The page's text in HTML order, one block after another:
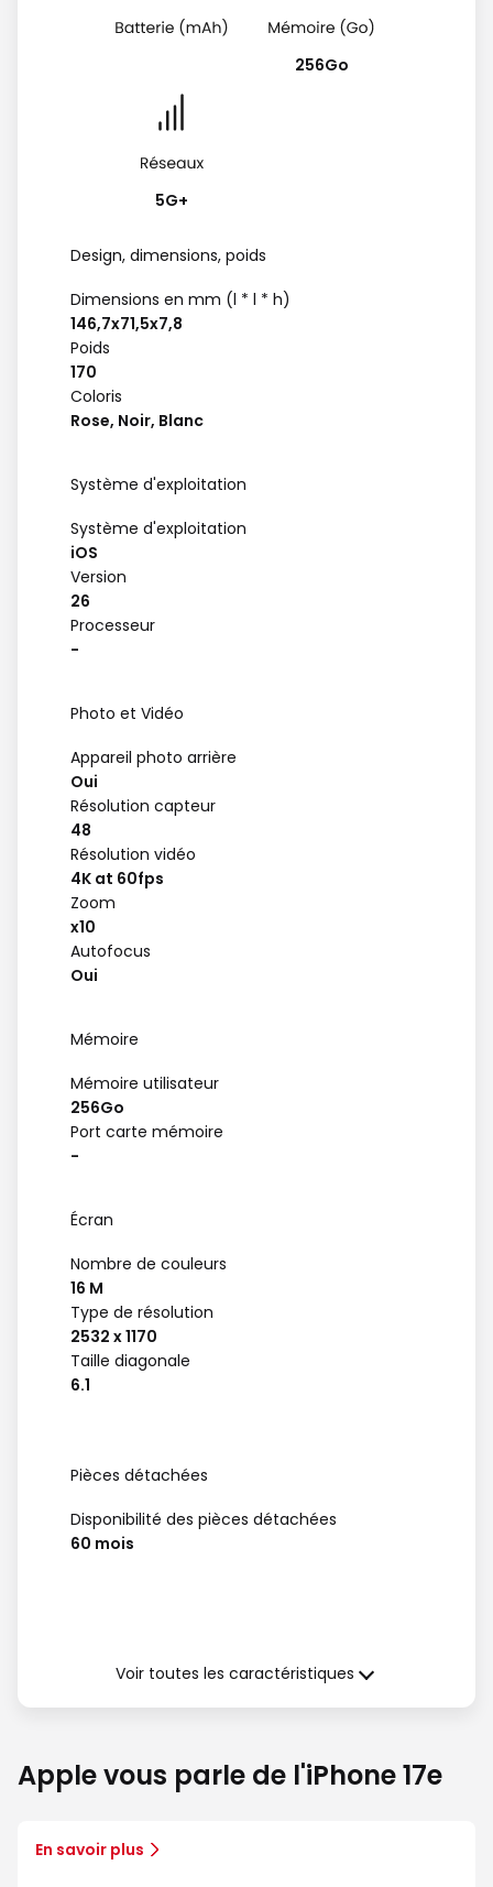
256Go
5G+
Design, dimensions, poids
Dimensions en mm (l * l * h)
146,7x71,5x7,8
Poids
170
Coloris
Rose, Noir, Blanc
Système d'exploitation
Système d'exploitation
iOS
Version
26
Processeur
-
Photo et Vidéo
Appareil photo arrière
Oui
Résolution capteur
48
Résolution vidéo
4K at 60fps
Zoom
x10
Autofocus
Oui
Mémoire
Mémoire utilisateur
256Go
Port carte mémoire
-
Écran
Nombre de couleurs
16 M
Type de résolution
2532 x 1170
Taille diagonale
6.1
Pièces détachées
Disponibilité des pièces détachées
60 mois
délivrance)
Voir toutes les caractéristiques
Apple vous parle de l'iPhone 17e
En savoir plus